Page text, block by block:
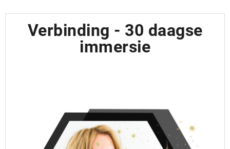
Verbinding - 30 daagse
immersie